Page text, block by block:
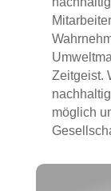
Zeitgeist.
möglich